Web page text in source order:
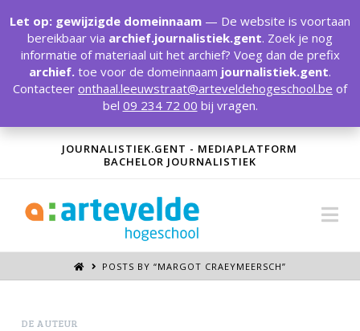
JOURNALISTIEK.GENT - MEDIAPLATFORM
BACHELOR JOURNALISTIEK
POSTS BY “MARGOT CRAEYMEERSCH”
DE AUTEUR
Let op: gewijzigde domeinnaam — De website is voortaan
bereikbaar via archief.journalistiek.gent. Zoek je nog
informatie of materiaal uit het archief? Voeg dan de prefix
archief. toe voor de domeinnaam journalistiek.gent.
Contacteer onthaal.leeuwstraat@arteveldehogeschool.be of
bel 09 234 72 00 bij vragen.